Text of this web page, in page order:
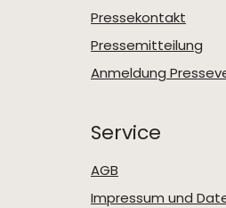
Pressekontakt
Pressemitteilung
Anmeldung
Service
AGB
Impressum und